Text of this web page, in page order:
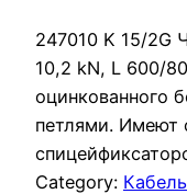
247010 K 15/2G
10,2 kN, L 600/
оцинкованного
петлями. Имеют
Category: